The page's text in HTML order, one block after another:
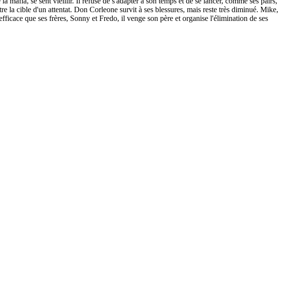
la cible d'un attentat. Don Corleone survit à ses blessures, mais reste très diminué. Mike,
que ses frères, Sonny et Fredo, il venge son père et organise l'élimination de ses